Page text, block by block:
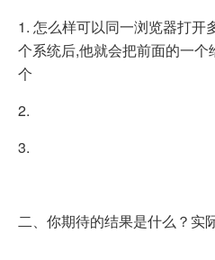
1. 怎么样可以同一浏览器打开
个系统后,他就会把前面的一
个
2.
3.
二、你期待的结果是什么？实